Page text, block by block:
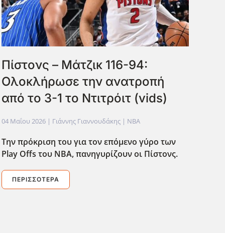
Πίστονς – Μάτζικ 116-94:
Ολοκλήρωσε την ανατροπή
από το 3-1 το Ντιτρόιτ (vids)
04 Μαΐου 2026| Γιάννης Γιαννουδάκης | NBA
Την πρόκριση του για τον επόμενο γύρο των
PlayOffs του ΝΒΑ, πανηγυρίζουν οι Πίστονς.
ΠΕΡΙΣΣΌΤΕΡΑ